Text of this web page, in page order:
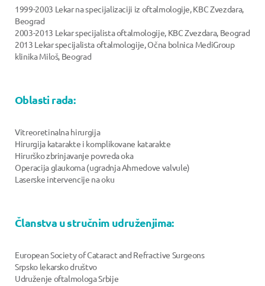
1999-2003 Lekar na specijalizaciji iz oftalmologije, KBC Zvezdara,
Beograd
2003-2013 Lekar specijalista oftalmologije, KBC Zvezdara, Beograd
2013 Lekar specijalista oftalmologije, Očna bolnica MediGroup
klinika Miloš, Beograd
Oblasti rada:
Vitreoretinalna hirurgija
Hirurgija katarakte i komplikovane katarakte
Hirurško zbrinjavanje povreda oka
Operacija glaukoma (ugradnja Ahmedove valvule)
Laserske intervencije na oku
Članstva u stručnim udruženjima:
European Society of Cataract and Refractive Surgeons
Srpsko lekarsko društvo
Udruženje oftalmologa Srbije